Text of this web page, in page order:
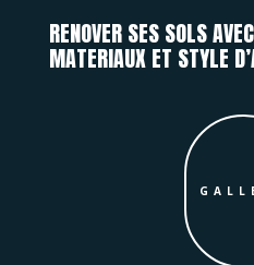
RENOVER SES SOLS
MATERIAUX ET STYLE